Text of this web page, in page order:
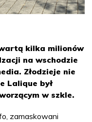
kilka milionów
na wschodzie
Złodzieje nie
Lalique był
w szkle.
zamaskowani